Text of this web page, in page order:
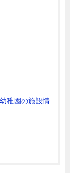
稚園の施設情